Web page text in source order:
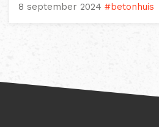
8 september 2024 #betonhuis